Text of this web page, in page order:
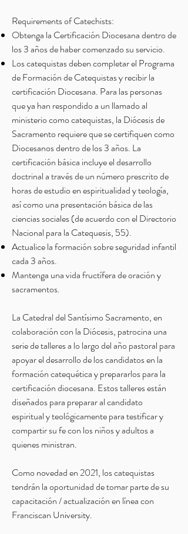
Requirements of Catechists:
Obtenga la Certificación Diocesana dentro de
los 3 años de haber comenzado su servicio.
Los catequistas deben completar el Programa
de Formación de Catequistas y recibir la
certificación Diocesana. Para las personas
que ya han respondido a un llamado al
ministerio como catequistas, la Diócesis de
Sacramento requiere que se certifiquen como
Diocesanos dentro de los 3 años. La
certificación básica incluye el desarrollo
doctrinal a través de un número prescrito de
horas de estudio en espiritualidad y teología,
así como una presentación básica de las
ciencias sociales (de acuerdo con el Directorio
Nacional para la Catequesis, 55).
Actualice la formación sobre seguridad infantil
cada 3 años.
Mantenga una vida fructífera de oración y
sacramentos.
La Catedral del Santísimo Sacramento, en
colaboración con la Diócesis, patrocina una
serie de talleres a lo largo del año pastoral para
apoyar el desarrollo de los candidatos en la
formación catequética y prepararlos para la
certificación diocesana. Estos talleres están
diseñados para preparar al candidato
espiritual y teológicamente para testificar y
compartir su fe con los niños y adultos a
quienes ministran.
Como novedad en 2021, los catequistas
tendrán la oportunidad de tomar parte de su
capacitación / actualización en línea con
Franciscan University.